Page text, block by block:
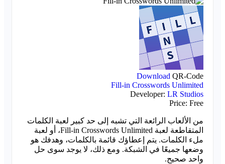
Download QR-Code
Fill-in Crosswords Unlimited
Developer:LR Studios
Price:Free
من الألعاب الرائعة التي تشبه إلى حد كبير لعبة الكلمات
المتقاطعة لعبة Fill-in Crosswords Unlimited، أو لعبة
ملء الكلمات. يتم إعطاؤك قائمة بالكلمات، وهدفك هو
وضعها جميعًا في الشبكة. ومع ذلك، لا يوجد سوى حل
واحد صحيح.